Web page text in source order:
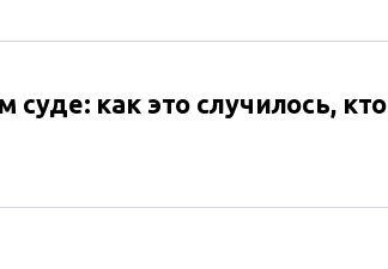
как это случилось, кто